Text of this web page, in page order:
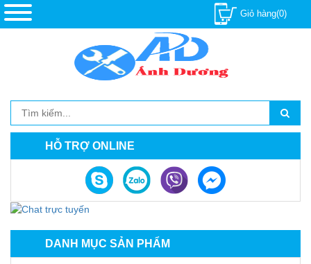
Giỏ hàng(0)
HỖ TRỢ ONLINE
DANH MỤC SẢN PHẨM